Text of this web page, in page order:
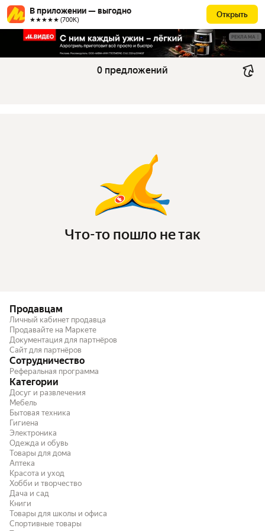
В приложении — выгодно
★★★★★ (700К)
Открыть
РЕКЛАМА
0 предложений
Что-то пошло не так
Продавцам
Личный кабинет продавца
Продавайте на Маркете
Документация для партнёров
Сайт для партнёров
Сотрудничество
Реферальная программа
Категории
Досуг и развлечения
Мебель
Бытовая техника
Гигиена
Электроника
Одежда и обувь
Товары для дома
Аптека
Красота и уход
Хобби и творчество
Дача и сад
Книги
Товары для школы и офиса
Спортивные товары